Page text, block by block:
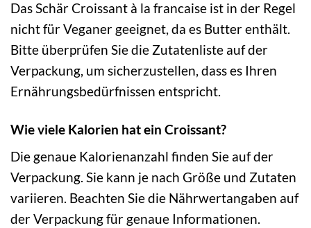
Das Schär Croissant à la francaise ist in der Regel
nicht für Veganer geeignet, da es Butter enthält.
Bitte überprüfen Sie die Zutatenliste auf der
Verpackung, um sicherzustellen, dass es Ihren
Ernährungsbedürfnissen entspricht.
Wie viele Kalorien hat ein Croissant?
Die genaue Kalorienanzahl finden Sie auf der
Verpackung. Sie kann je nach Größe und Zutaten
variieren. Beachten Sie die Nährwertangaben auf
der Verpackung für genaue Informationen.